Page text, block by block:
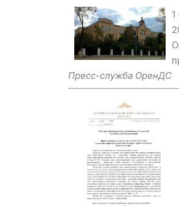
Пресс-служба ОренДС